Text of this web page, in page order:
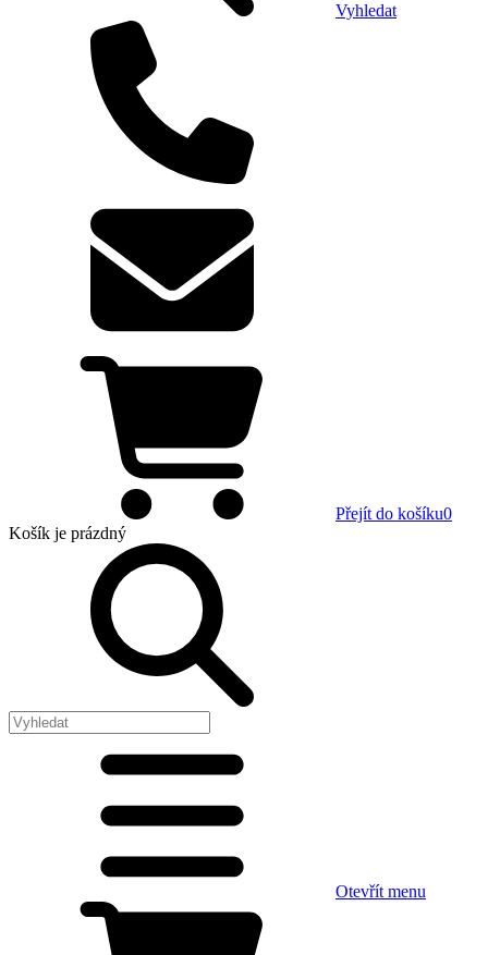
Vyhledat
Přejít do košíku0
Košík je prázdný
Otevřít menu